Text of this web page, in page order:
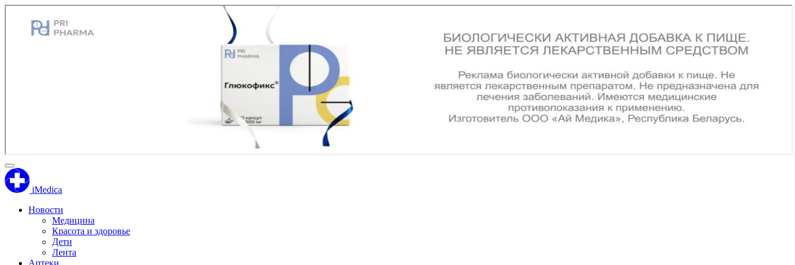
iMedica
Новости
Медицина
Красота и здоровье
Дети
Лента
Аптеки